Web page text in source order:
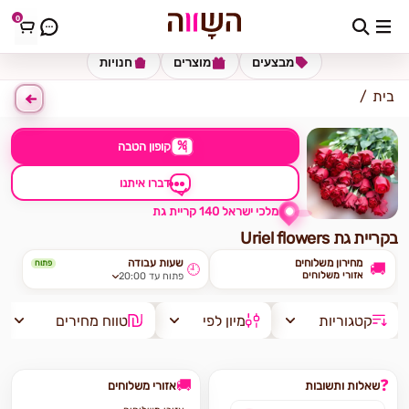
0 כתובת למשלוח הזינו כתובת
חנויות מוצרים מבצעים
בית
% קופון הטבה
דברו איתנו
מלכי ישראל 140 קריית גת
Uriel flowers בקריית גת
מחירון משלוחים
אזורי משלוחים 🚚 שעות עבודה פתוח
פתוח עד 20:00 🕘
קטגוריות מיון לפי טווח מחירים
❓שאלות ותשובות 🚚אזורי משלוחים